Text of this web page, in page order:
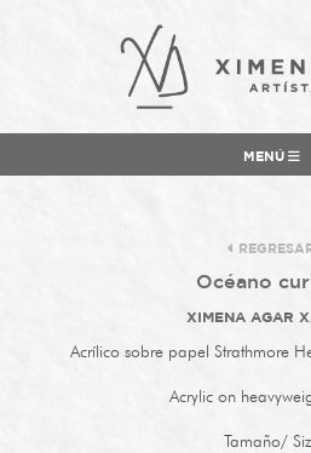
MENÚ
Océano
XIMENA AGAR
Acrílico sobre papel Strathmore
Acrylic on
Tamaño/